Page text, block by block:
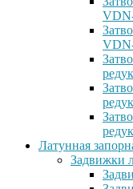
Латунная
Задвижки